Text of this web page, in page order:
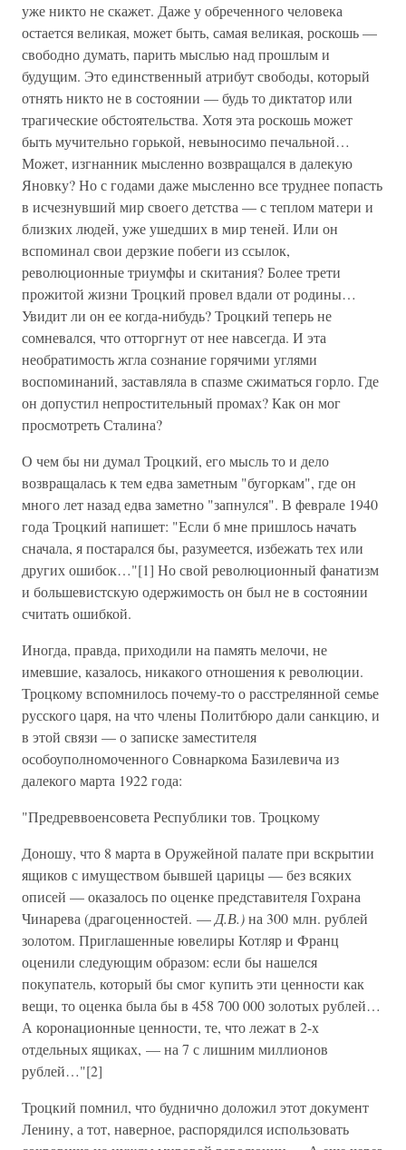
уже никто не скажет. Даже у обреченного человека
остается великая, может быть, самая великая, роскошь —
свободно думать, парить мыслью над прошлым и
будущим. Это единственный атрибут свободы, который
отнять никто не в состоянии — будь то диктатор или
трагические обстоятельства. Хотя эта роскошь может
быть мучительно горькой, невыносимо печальной…
Может, изгнанник мысленно возвращался в далекую
Яновку? Но с годами даже мысленно все труднее попасть
в исчезнувший мир своего детства — с теплом матери и
близких людей, уже ушедших в мир теней. Или он
вспоминал свои дерзкие побеги из ссылок,
революционные триумфы и скитания? Более трети
прожитой жизни Троцкий провел вдали от родины…
Увидит ли он ее когда-нибудь? Троцкий теперь не
сомневался, что отторгнут от нее навсегда. И эта
необратимость жгла сознание горячими углями
воспоминаний, заставляла в спазме сжиматься горло. Где
он допустил непростительный промах? Как он мог
просмотреть Сталина?
О чем бы ни думал Троцкий, его мысль то и дело
возвращалась к тем едва заметным "бугоркам", где он
много лет назад едва заметно "запнулся". В феврале 1940
года Троцкий напишет: "Если б мне пришлось начать
сначала, я постарался бы, разумеется, избежать тех или
других ошибок…"[1] Но свой революционный фанатизм
и большевистскую одержимость он был не в состоянии
считать ошибкой.
Иногда, правда, приходили на память мелочи, не
имевшие, казалось, никакого отношения к революции.
Троцкому вспомнилось почему-то о расстрелянной семье
русского царя, на что члены Политбюро дали санкцию, и
в этой связи — о записке заместителя
особоуполномоченного Совнаркома Базилевича из
далекого марта 1922 года:
"Предреввоенсовета Республики тов. Троцкому
Доношу, что 8 марта в Оружейной палате при вскрытии
ящиков с имуществом бывшей царицы — без всяких
описей — оказалось по оценке представителя Гохрана
Чинарева (драгоценностей. — Д.В.)на 300 млн. рублей
золотом. Приглашенные ювелиры Котляр и Франц
оценили следующим образом: если бы нашелся
покупатель, который бы смог купить эти ценности как
вещи, то оценка была бы в 458 700 000 золотых рублей…
А коронационные ценности, те, что лежат в 2-х
отдельных ящиках, — на 7 с лишним миллионов
рублей…"[2]
Троцкий помнил, что буднично доложил этот документ
Ленину, а тот, наверное, распорядился использовать